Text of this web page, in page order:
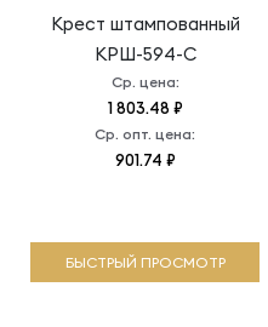
Крест штампованный
КРШ-594-С
Ср. цена:
1 803.48 ₽
Ср. опт. цена:
901.74 ₽
БЫСТРЫЙ ПРОСМОТР